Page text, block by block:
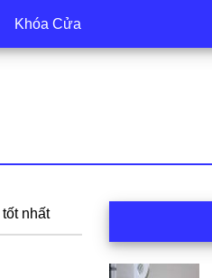
Khóa Cửa
nhất
chính